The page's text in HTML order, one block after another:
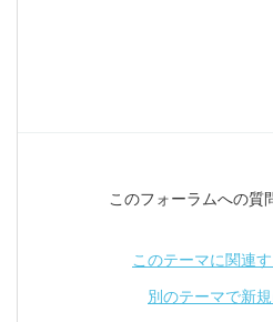
このフォーラムへの質
このテーマに関連
別のテーマで新